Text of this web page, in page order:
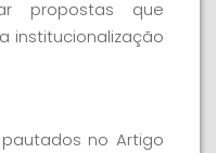
propostas que
institucionalização
no Artigo